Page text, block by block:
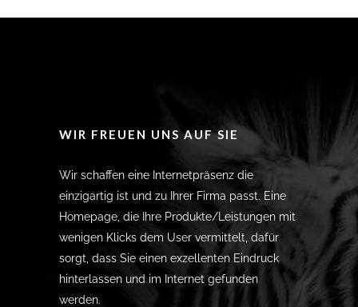
WIR FREUEN UNS AUF SIE
Wir schaffen eine Internetpräsenz die
einzigartig ist und zu Ihrer Firma passt. Eine
Homepage, die Ihre Produkte/Leistungen mit
wenigen Klicks dem User vermittelt, dafür
sorgt, dass Sie einen exzellenten Eindruck
hinterlassen und im Internet gefunden
werden.